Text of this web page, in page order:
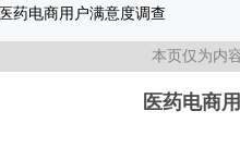
医药电商用户满意度调查
本页仅为内
医药电商